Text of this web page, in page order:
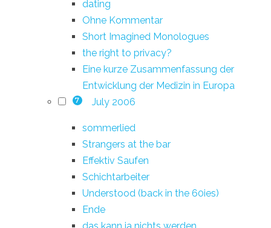
dating
Ohne Kommentar
Short Imagined Monologues
the right to privacy?
Eine kurze Zusammenfassung der
Entwicklung der Medizin in Europa
7 July 2006
sommerlied
Strangers at the bar
Effektiv Saufen
Schichtarbeiter
Understood (back in the 60ies)
Ende
das kann ja nichts werden...